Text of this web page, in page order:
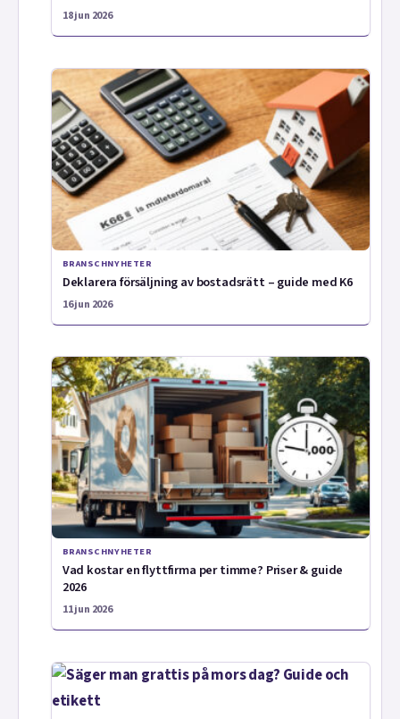
18 jun 2026
BRANSCHNYHETER
Deklarera försäljning av bostadsrätt – guide med K6
16 jun 2026
BRANSCHNYHETER
Vad kostar en flyttfirma per timme? Priser & guide
2026
11 jun 2026